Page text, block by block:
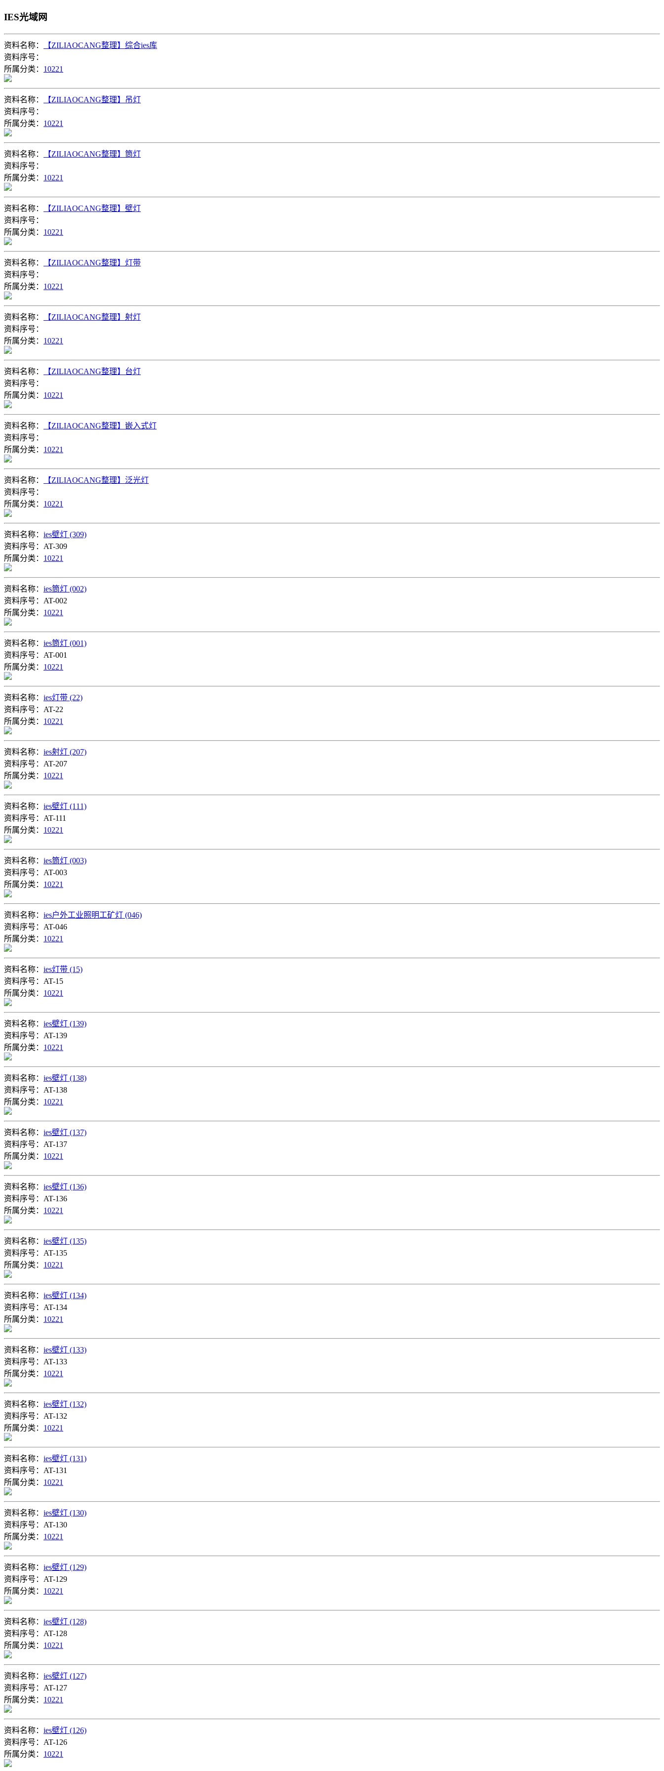
IES光域网
资料名称：
【ZILIAOCANG整理】综合ies库
资料序号：
所属分类： 10221
资料名称：
【ZILIAOCANG整理】吊灯
资料序号：
所属分类： 10221
资料名称：
【ZILIAOCANG整理】筒灯
资料序号：
所属分类： 10221
资料名称：
【ZILIAOCANG整理】壁灯
资料序号：
所属分类： 10221
资料名称：
【ZILIAOCANG整理】灯带
资料序号：
所属分类： 10221
资料名称：
【ZILIAOCANG整理】射灯
资料序号：
所属分类： 10221
资料名称：
【ZILIAOCANG整理】台灯
资料序号：
所属分类： 10221
资料名称：
【ZILIAOCANG整理】嵌入式灯
资料序号：
所属分类： 10221
资料名称：
【ZILIAOCANG整理】泛光灯
资料序号：
所属分类： 10221
资料名称： ies壁灯 (309)
资料序号：AT-309
所属分类： 10221
资料名称： ies筒灯 (002)
资料序号：AT-002
所属分类： 10221
资料名称： ies筒灯 (001)
资料序号：AT-001
所属分类： 10221
资料名称： ies灯带 (22)
资料序号：AT-22
所属分类： 10221
资料名称： ies射灯 (207)
资料序号：AT-207
所属分类： 10221
资料名称： ies壁灯 (111)
资料序号：AT-111
所属分类： 10221
资料名称： ies筒灯 (003)
资料序号：AT-003
所属分类： 10221
资料名称： ies户外工业照明工矿灯 (046)
资料序号：AT-046
所属分类： 10221
资料名称： ies灯带 (15)
资料序号：AT-15
所属分类： 10221
资料名称： ies壁灯 (139)
资料序号：AT-139
所属分类： 10221
资料名称： ies壁灯 (138)
资料序号：AT-138
所属分类： 10221
资料名称： ies壁灯 (137)
资料序号：AT-137
所属分类： 10221
资料名称： ies壁灯 (136)
资料序号：AT-136
所属分类： 10221
资料名称： ies壁灯 (135)
资料序号：AT-135
所属分类： 10221
资料名称： ies壁灯 (134)
资料序号：AT-134
所属分类： 10221
资料名称： ies壁灯 (133)
资料序号：AT-133
所属分类： 10221
资料名称： ies壁灯 (132)
资料序号：AT-132
所属分类： 10221
资料名称： ies壁灯 (131)
资料序号：AT-131
所属分类： 10221
资料名称： ies壁灯 (130)
资料序号：AT-130
所属分类： 10221
资料名称： ies壁灯 (129)
资料序号：AT-129
所属分类： 10221
资料名称： ies壁灯 (128)
资料序号：AT-128
所属分类： 10221
资料名称： ies壁灯 (127)
资料序号：AT-127
所属分类： 10221
资料名称： ies壁灯 (126)
资料序号：AT-126
所属分类： 10221